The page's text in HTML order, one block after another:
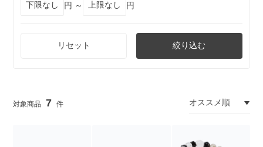
円 ～
円
リセット 絞り込む
7